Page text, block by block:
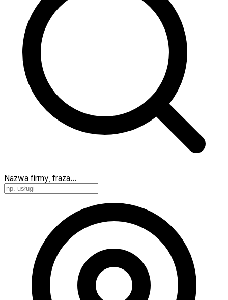
Nazwa firmy, fraza…